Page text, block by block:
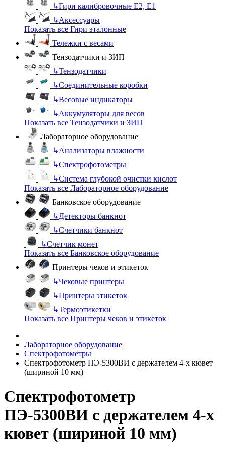
↳Гири калибровочные E2, Е1
↳Аксессуары
Показать все Гири эталонные
Тележки с весами
Тензодатчики и ЗИП
↳Тензодатчики
↳Соединительные коробки
↳Весовые индикаторы
↳Аккумуляторы для весов
Показать все Тензодатчики и ЗИП
Лабораторное оборудование
↳Анализаторы влажности
↳Спектрофотометры
↳Система глубокой очистки кислот
Показать все Лабораторное оборудование
Банковское оборудование
↳Детекторы банкнот
↳Счетчики банкнот
↳Счетчик монет
Показать все Банковское оборудование
Принтеры чеков и этикеток
↳Чековые принтеры
↳Принтеры этикеток
↳Термоэтикетки
Показать все Принтеры чеков и этикеток
Лабораторное оборудование
Спектрофотометры
Спектрофотометр ПЭ-5300ВИ с держателем 4-х кювет
(шириной 10 мм)
Спектрофотометр
ПЭ-5300ВИ с держателем 4-х
кювет (шириной 10 мм)